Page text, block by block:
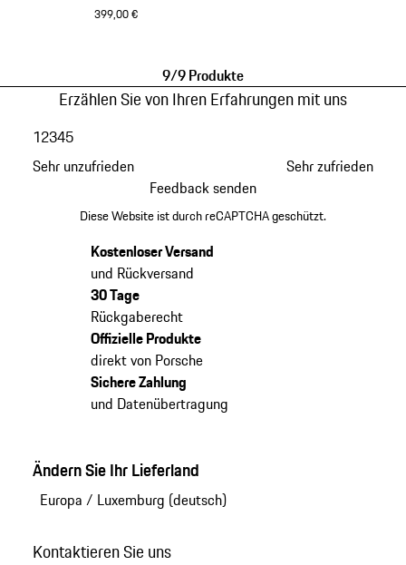
399,00 €
9/9 Produkte
Erzählen Sie von Ihren Erfahrungen mit uns
Sehr unzufrieden
12345
Sehr zufrieden
Feedback senden
Diese Website ist durch reCAPTCHA geschützt.
Kostenloser Versand
und Rückversand
30 Tage
Rückgaberecht
Offizielle Produkte
direkt von Porsche
Sichere Zahlung
und Datenübertragung
Ändern Sie Ihr Lieferland
Europa / Luxemburg (deutsch)
Kontaktieren Sie uns